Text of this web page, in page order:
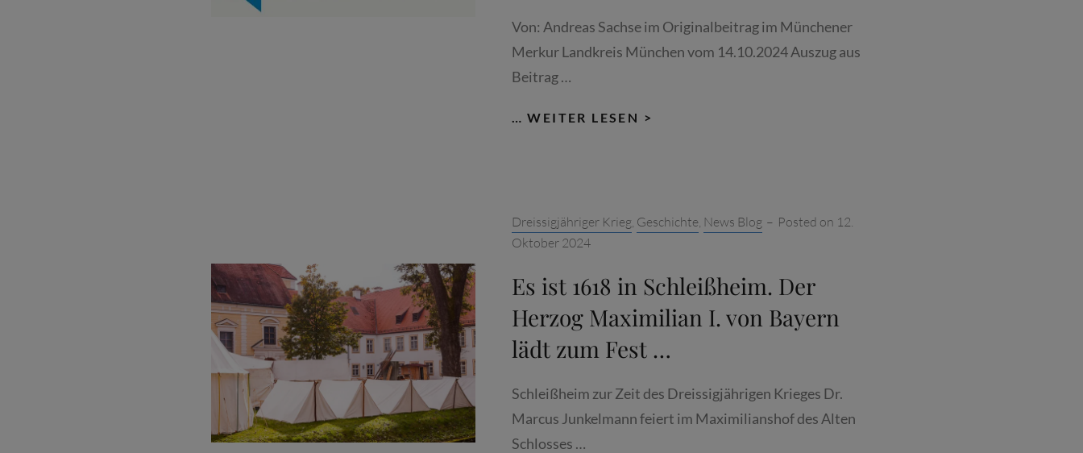
Von: Andreas Sachse im Originalbeitrag im Münchener
Merkur Landkreis München vom 14.10.2024 Auszug aus
Beitrag …
… WEITER LESEN >
SCHLEISSHEIM –
REISSIGJÄHRIGER K
RIEG 1
618-1
Categories:
Dreissigjähriger Krieg, Geschichte, News Blog – Posted on 12.
Oktober 2024
Es ist 1618 in Schleißheim. Der
Herzog Maximilian I. von Bayern
lädt zum Fest …
Schleißheim zur Zeit des Dreissigjährigen Krieges Dr.
Marcus Junkelmann feiert im Maximilianshof des Alten
Schlosses …